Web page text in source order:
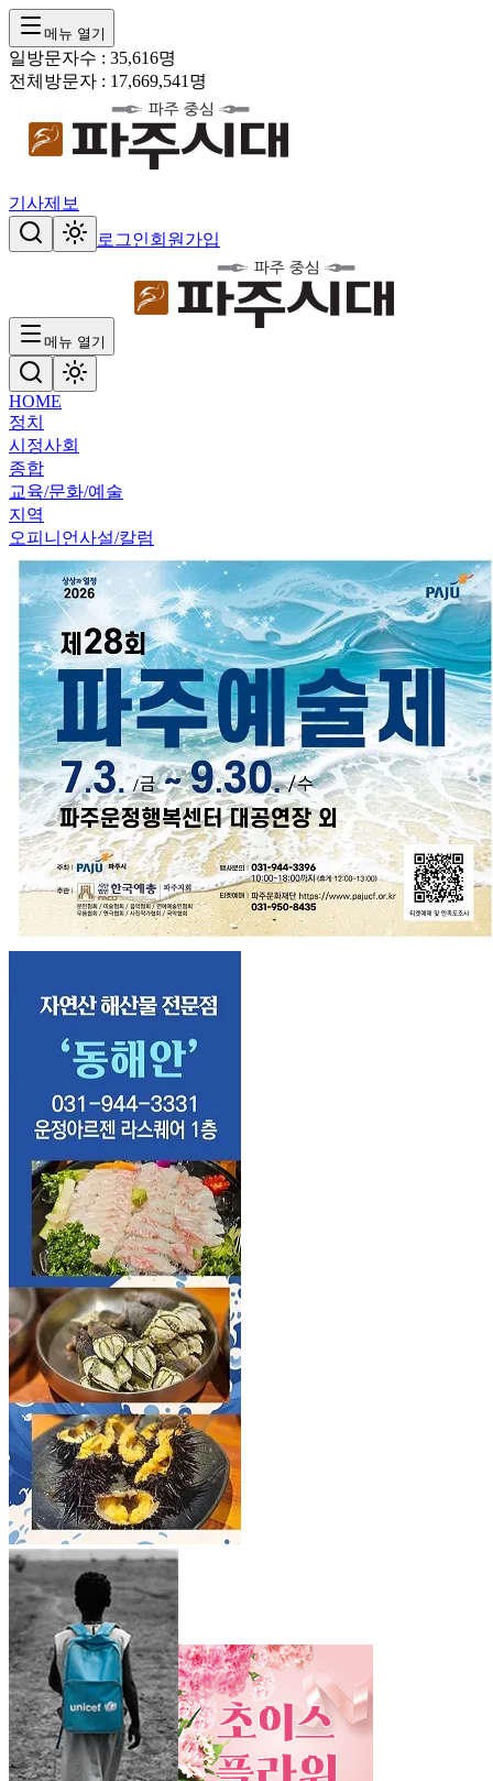
메뉴 열기
일방문자수 : 35,616명
전체방문자 : 17,669,541 명
기사제보
로그인회원가입
메뉴 열기
HOME
정치
시정사회
종합
교육/문화/예술
지역
오피니언사설/칼럼